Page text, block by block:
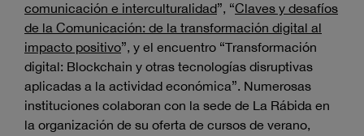
comunicación e interculturalidad”, “Claves y desafíos
de la Comunicación: de la transformación digital al
impacto positivo”, y el encuentro “Transformación
digital: Blockchain y otras tecnologías disruptivas
aplicadas a la actividad económica”. Numerosas
instituciones colaboran con la sede de La Rábida en
la organización de su oferta de cursos de verano,